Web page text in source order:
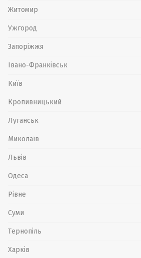
Житомир
Ужгород
Запоріжжя
Івано-Франківськ
Київ
Кропивницький
Луганськ
Миколаїв
Львів
Одеса
Рівне
Суми
Тернопіль
Харків